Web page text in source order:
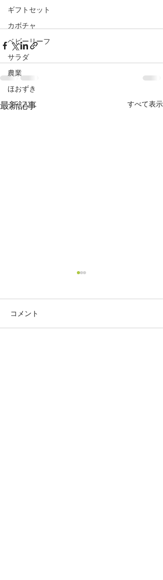
ギフトセット
カボチャ
ベビーリーフ
サラダ
農業
ほおずき
ジャム
最新記事 すべて表示
コメント